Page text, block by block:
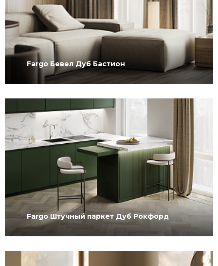
Fargo Бевел Дуб Бастион
Fargo Штучный паркет Дуб Рокфорд